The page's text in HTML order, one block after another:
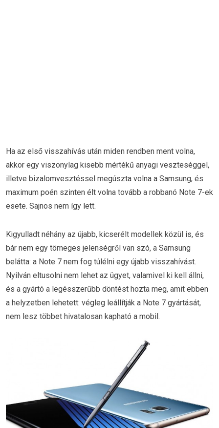
Ha az első visszahívás után miden rendben ment volna,
akkor egy viszonylag kisebb mértékű anyagi veszteséggel,
illetve bizalomvesztéssel megúszta volna a Samsung, és
maximum poén szinten élt volna tovább a robbanó Note 7-ek
esete. Sajnos nem így lett.
Kigyulladt néhány az újabb, kicserélt modellek közül is, és
bár nem egy tömeges jelenségről van szó, a Samsung
belátta: a Note 7 nem fog túlélni egy újabb visszahívást.
Nyilván eltusolni nem lehet az ügyet, valamivel ki kell állni,
és a gyártó a legésszerűbb döntést hozta meg, amit ebben
a helyzetben lehetett: végleg leállítják a Note 7 gyártását,
nem lesz többet hivatalosan kapható a mobil.